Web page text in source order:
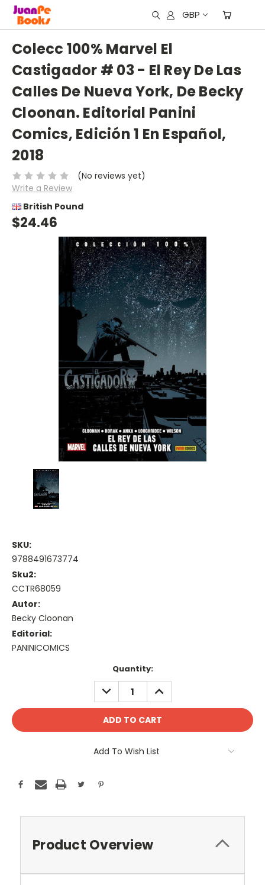
GBP
Colecc 100% Marvel El
Castigador # 03 - El Rey De Las
Calles De Nueva York, De Becky
Cloonan. Editorial Panini
Comics, Edición 1 En Español,
2018
(No reviews yet)
Write a Review
British Pound
$24.46
SKU:
9788491673774
Sku2:
CCTR68059
Autor:
Becky Cloonan
Editorial:
PANINICOMICS
Quantity:
DECREASE
QUANTITY:
INCREASE
QUANTITY:
Add To Wish List
Product Overview